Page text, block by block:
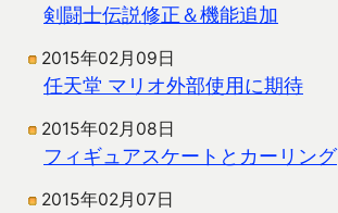
剣闘士伝説修正＆機能追加
2015年02月09日
任天堂 マリオ外部使用に期待
2015年02月08日
フィギュアスケートとカーリング
2015年02月07日